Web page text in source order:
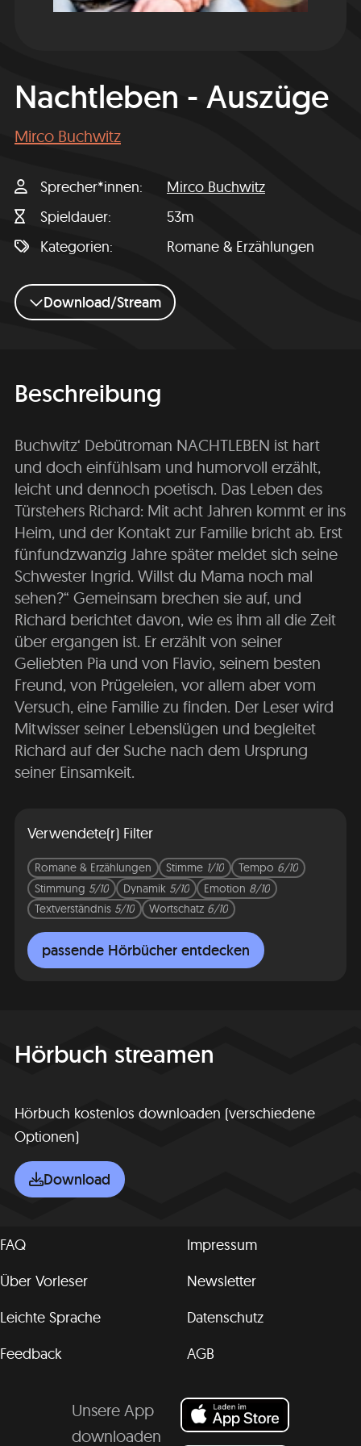
Nachtleben - Auszüge
Mirco Buchwitz
Sprecher*innen
Mirco Buchwitz
Spieldauer
53m
Kategorien
Romane & Erzählungen
Download/Stream
Beschreibung
Buchwitz‘ Debütroman NACHTLEBEN ist hart
und doch einfühlsam und humorvoll erzählt,
leicht und dennoch poetisch. Das Leben des
Türstehers Richard: Mit acht Jahren kommt er ins
Heim, und der Kontakt zur Familie bricht ab. Erst
fünfundzwanzig Jahre später meldet sich seine
Schwester Ingrid. Willst du Mama noch mal
sehen?“ Gemeinsam brechen sie auf, und
Richard berichtet davon, wie es ihm all die Zeit
über ergangen ist. Er erzählt von seiner
Geliebten Pia und von Flavio, seinem besten
Freund, von Prügeleien, vor allem aber vom
Versuch, eine Familie zu finden. Der Leser wird
Mitwisser seiner Lebenslügen und begleitet
Richard auf der Suche nach dem Ursprung
seiner Einsamkeit.
Verwendete(r) Filter
Romane & Erzählungen Stimme 1/10 Tempo 6/10
Stimmung 5/10 Dynamik 5/10 Emotion 8/10
Textverständnis 5/10 Wortschatz 6/10
passende Hörbücher entdecken
Hörbuch streamen
Hörbuch kostenlos downloaden (verschiedene
Optionen)
Download
FAQ
Über Vorleser
Leichte Sprache
Feedback
Impressum
Newsletter
Datenschutz
AGB
Unsere App
downloaden